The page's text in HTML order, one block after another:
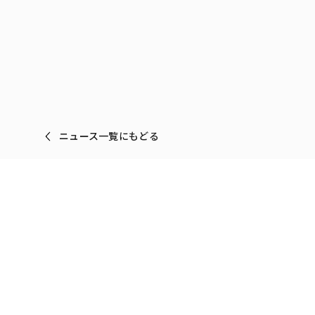
ニュース一覧にもどる